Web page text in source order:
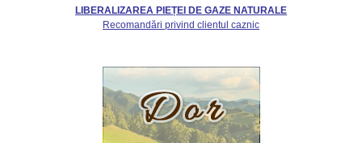
LIBERALIZAREA PIEȚEI DE GAZE NATURALE
Recomandări privind clientul caznic